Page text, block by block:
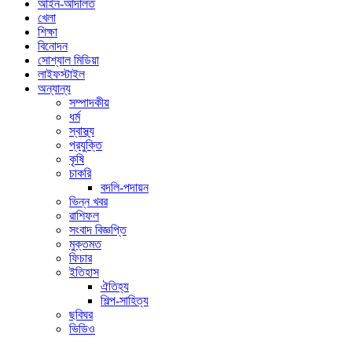
আইন-আদালত
খেলা
শিক্ষা
বিনোদন
সোশ্যাল মিডিয়া
লাইফস্টাইল
অন্যান্য
সম্পাদকীয়
ধর্ম
স্বাস্থ্য
প্রযুক্তি
কৃষি
চাকরি
বদলি-পদায়ন
ভিন্ন খবর
রাশিফল
সংবাদ বিজ্ঞপ্তি
মুক্তমত
ফিচার
ইতিহাস
ঐতিহ্য
শিল্প-সাহিত্য
ছবিঘর
ভিডিও